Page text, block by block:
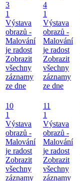
3
1
Výstava
obrazů -
Malování
je radost
Zobrazit
všechny
záznamy
ze dne
4
1
Výstava
obrazů -
Malování
je radost
Zobrazit
všechny
záznamy
ze dne
10
1
Výstava
obrazů -
Malování
je radost
Zobrazit
všechny
záznamy
11
1
Výstava
obrazů -
Malování
je radost
Zobrazit
všechny
záznamy